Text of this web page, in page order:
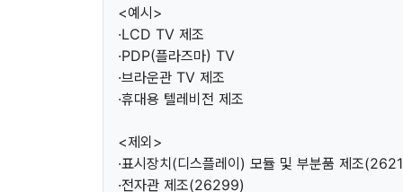
<예시>
·LCD TV 제조
·PDP(플라즈마) TV
·브라운관 TV 제조
·휴대용 텔레비전 제조
<제외>
·표시장치(디스플레이) 모듈 및 부분품 제조
·전자관 제조(26299)